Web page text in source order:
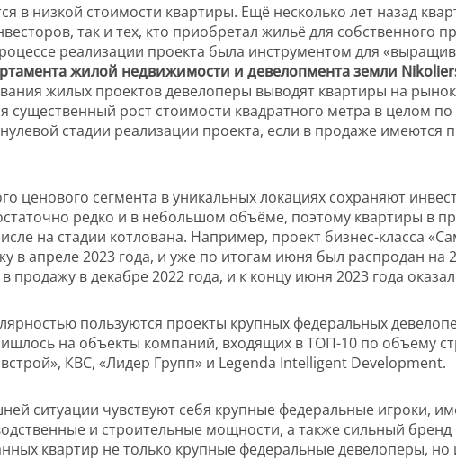
в низкой стоимости квартиры. Ещё несколько лет назад
так и тех, кто приобретал жильё для собственного
реализации проекта была инструментом для
жилой недвижимости и девелопмента земли
жилых проектов девелоперы выводят квартиры на
рост стоимости квадратного метра в целом
стадии реализации проекта, если в продаже имеются
ценового сегмента в уникальных локациях сохраняют
редко и в небольшом объёме, поэтому квартиры в
на стадии котлована. Например, проект бизнес-класса
апреле 2023 года, и уже по итогам июня был распродан на
в декабре 2022 года, и к концу июня 2023 года
пользуются проекты крупных федеральных
на объекты компаний, входящих в ТОП-10 по объему
КВС, «Лидер Групп» и Legenda Intelligent Development.
ситуации чувствуют себя крупные федеральные игроки,
и строительные мощности, а также сильный
квартир не только крупные федеральные девелоперы, но